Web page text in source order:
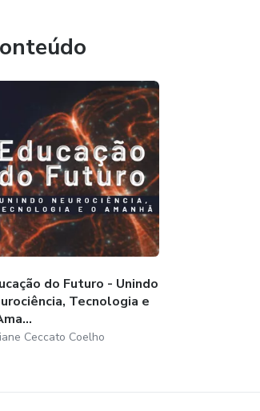
do Futuro - Unindo
Tecnologia e
Ceccato Coelho